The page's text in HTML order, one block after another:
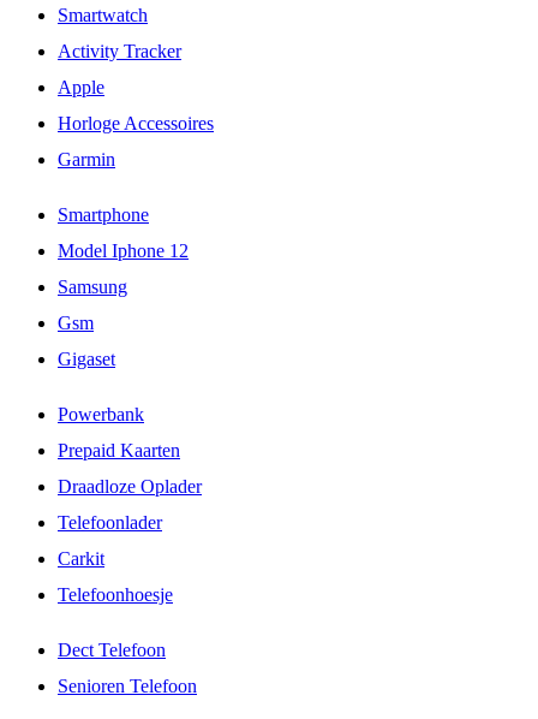
Smartwatch
Activity Tracker
Apple
Horloge Accessoires
Garmin
Smartphone
Model Iphone 12
Samsung
Gsm
Gigaset
Powerbank
Prepaid Kaarten
Draadloze Oplader
Telefoonlader
Carkit
Telefoonhoesje
Dect Telefoon
Senioren Telefoon